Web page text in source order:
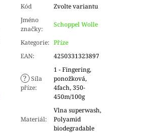
Kód
Zvolte variantu
Jméno
značky:
Schoppel Wolle
Kategorie: Příze
EAN: 4250331323897
? Síla
příze:
1 - Fingering,
ponožková,
4fach, 350-
450m/100g
Materiál:
Vlna superwash,
Polyamid
biodegradable